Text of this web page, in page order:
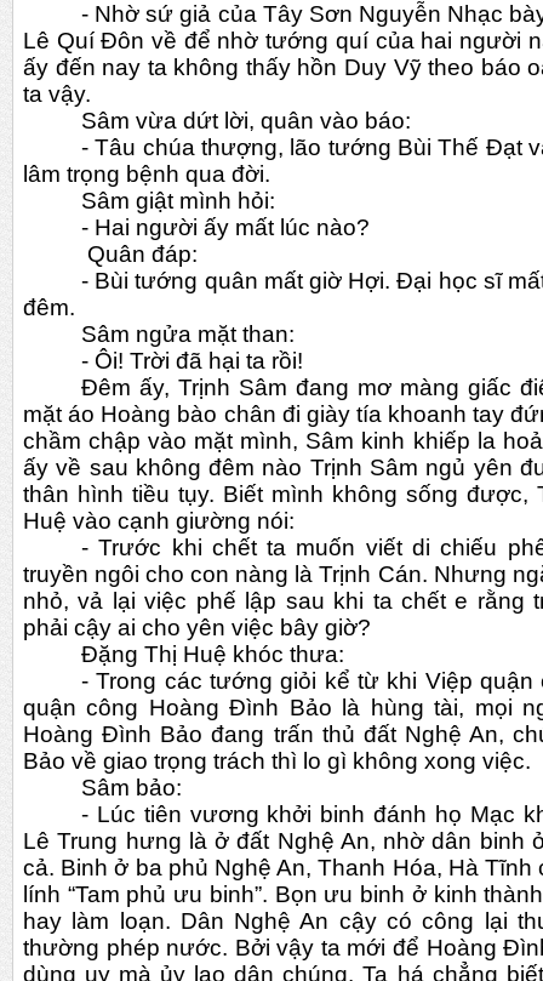
- Nhờ sứ giả của Tây Sơn Nguyễn Nhạc
Lê Quí Đôn về để nhờ tướng quí của hai người
ấy đến nay ta không thấy hồn Duy Vỹ theo báo
ta vậy.
Sâm vừa dứt lời, quân vào báo:
- Tâu chúa thượng, lão tướng Bùi Thế Đạt
lâm trọng bệnh qua đời.
Sâm giật mình hỏi:
- Hai người ấy mất lúc nào?
Quân đáp:
- Bùi tướng quân mất giờ Hợi. Đại học sĩ
đêm.
Sâm ngửa mặt than:
- Ôi! Trời đã hại ta rồi!
Đêm ấy, Trịnh Sâm đang mơ màng giấc
mặt áo Hoàng bào chân đi giày tía khoanh tay
chầm chập vào mặt mình, Sâm kinh khiếp la
ấy về sau không đêm nào Trịnh Sâm ngủ yên
thân hình tiều tụy. Biết mình không sống được,
Huệ vào cạnh giường nói:
- Trước khi chết ta muốn viết di chiếu
truyền ngôi cho con nàng là Trịnh Cán. Nhưng
nhỏ, vả lại việc phế lập sau khi ta chết e rằng
phải cậy ai cho yên việc bây giờ?
Đặng Thị Huệ khóc thưa:
- Trong các tướng giỏi kể từ khi Việp quận
quận công Hoàng Đình Bảo là hùng tài, mọi
Hoàng Đình Bảo đang trấn thủ đất Nghệ An,
Bảo về giao trọng trách thì lo gì không xong việc.
Sâm bảo:
- Lúc tiên vương khởi binh đánh họ Mạc
Lê Trung hưng là ở đất Nghệ An, nhờ dân binh
cả. Binh ở ba phủ Nghệ An, Thanh Hóa, Hà
lính “Tam phủ ưu binh”. Bọn ưu binh ở kinh
hay làm loạn. Dân Nghệ An cậy có công lại
thường phép nước. Bởi vậy ta mới để Hoàng
dùng uy mà ủy lạo dân chúng. Ta há chẳng